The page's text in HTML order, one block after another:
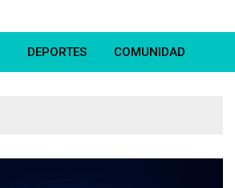
DEPORTES COMUNIDAD